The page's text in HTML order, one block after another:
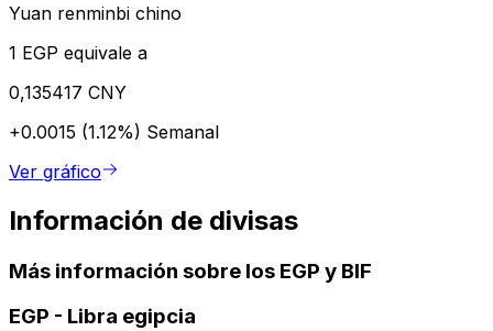
Yuan renminbi chino
1 EGP equivale a
0,135417 CNY
+0.0015 (1.12%) Semanal
Ver gráfico
Información de divisas
Más información sobre los EGP y BIF
EGP - Libra egipcia